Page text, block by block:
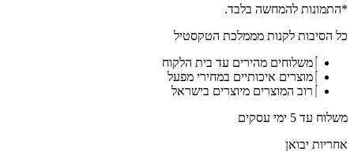
-
פנורמית
המקדש
השלישי
על
או
*התמונות להמחשה בלבד.
כל הסיבות לקנות מממלכת הטקסטיל
משלוחים מהירים עד בית הלקוח
מוצרים איכותיים במחירי מפעל
רוב המוצרים מיוצרים בישראל
משלוח עד 5 ימי עסקים
אחריות יבואן